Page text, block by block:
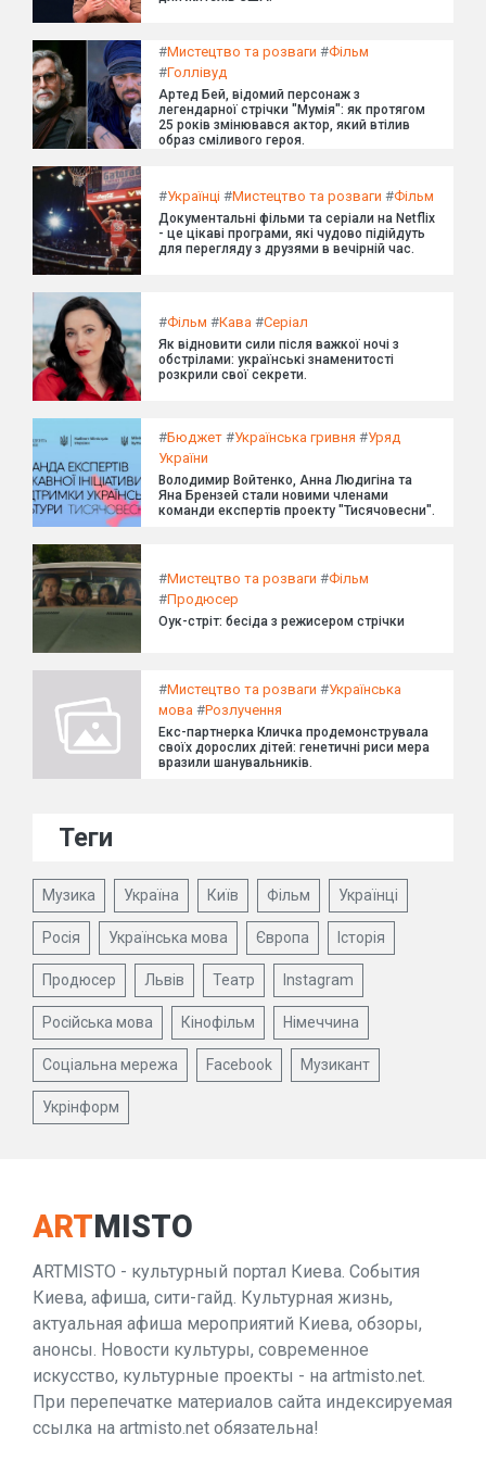
#Мистецтво та розваги #Фільм
#Голлівуд
Артед Бей, відомий персонаж з
легендарної стрічки "Мумія": як протягом
25 років змінювався актор, який втілив
образ сміливого героя.
#Українці #Мистецтво та розваги #Фільм
Документальні фільми та серіали на Netflix
- це цікаві програми, які чудово підійдуть
для перегляду з друзями в вечірній час.
#Фільм #Кава #Серіал
Як відновити сили після важкої ночі з
обстрілами: українські знаменитості
розкрили свої секрети.
#Бюджет #Українська гривня #Уряд
України
Володимир Войтенко, Анна Людигіна та
Яна Брензей стали новими членами
команди експертів проекту "Тисячовесни".
#Мистецтво та розваги #Фільм
#Продюсер
Оук-стріт: бесіда з режисером стрічки
#Мистецтво та розваги #Українська
мова #Розлучення
Екс-партнерка Кличка продемонструвала
своїх дорослих дітей: генетичні риси мера
вразили шанувальників.
Теги
Музика Україна Київ Фільм Українці
Росія Українська мова Європа Історія
Продюсер Львів Театр Instagram
Російська мова Кінофільм Німеччина
Соціальна мережа Facebook Музикант
Укрінформ
ARTMISTO
ARTMISTO - культурный портал Киева. События
Киева, афиша, сити-гайд. Культурная жизнь,
актуальная афиша мероприятий Киева, обзоры,
анонсы. Новости культуры, современное
искусство, культурные проекты - на artmisto.net.
При перепечатке материалов сайта индексируемая
ссылка на artmisto.net обязательна!